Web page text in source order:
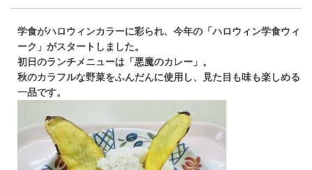
学食がハロウィンカラーに彩られ、今年の「ハロウィン学食ウィ
ーク」がスタートしました。
初日のランチメニューは「悪魔のカレー」。
秋のカラフルな野菜をふんだんに使用し、見た目も味も楽しめる
一品です。